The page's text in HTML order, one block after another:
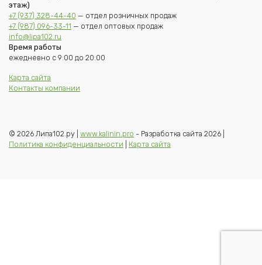
этаж)
+7 (937) 328-44-40 — отдел розничных продаж
+7 (987) 096-33-11 — отдел оптовых продаж
info@lipa102.ru
Время работы
ежедневно с 9:00 до 20:00
Карта сайта
Контакты компании
© 2026 Липа102.ру | www.kalinin.pro - Разработка сайта 2026 |
Политика конфиденциальности
Карта сайта